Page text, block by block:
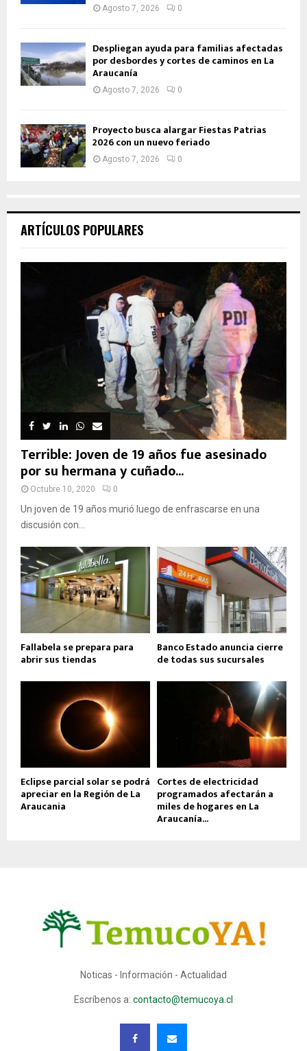
Agosto 7, 2026 0
Despliegan ayuda para familias afectadas
por desbordes y cortes de caminos en La
Araucanía
Agosto 7, 2026 0
Proyecto busca alargar Fiestas Patrias
2026 con un nuevo feriado
Agosto 7, 2026 0
ARTÍCULOS POPULARES
Terrible: Joven de 19 años fue asesinado
por su hermana y cuñado...
Octubre 10, 2020 0
Un joven de 19 años murió luego de enfrascarse en una
discusión con...
Fallabela se prepara para
abrir sus tiendas
Banco Estado anuncia cierre
de todas sus sucursales
Eclipse parcial solar se podrá
apreciar en la Región de La
Araucania
Cortes de electricidad
programados afectarán a
miles de hogares en La
Araucanía...
Noticas - Información - Actualidad
Escríbenos a: contacto@temucoya.cl